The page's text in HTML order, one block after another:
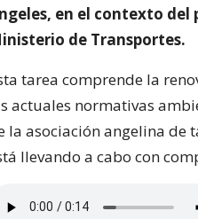
en el contexto del
de Transportes.
tarea comprende la
actuales normativas
la asociación angelina de
llevando a cabo con